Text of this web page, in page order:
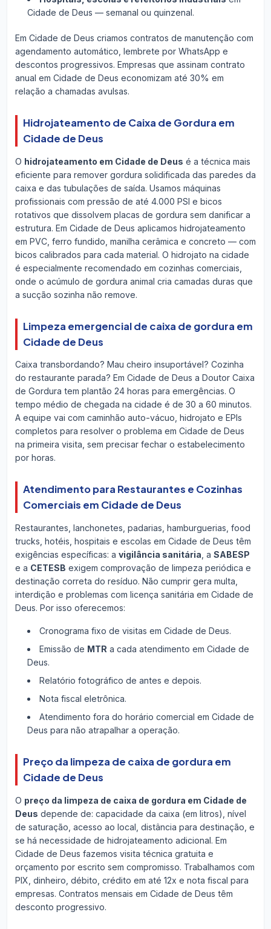
Cidade de Deus — semanal ou quinzenal.
Em Cidade de Deus criamos contratos de manutenção com
agendamento automático, lembrete por WhatsApp e
descontos progressivos. Empresas que assinam contrato
anual em Cidade de Deus economizam até 30% em
relação a chamadas avulsas.
Hidrojateamento de Caixa de Gordura em
Cidade de Deus
O hidrojateamento em Cidade de Deus é a técnica mais
eficiente para remover gordura solidificada das paredes da
caixa e das tubulações de saída. Usamos máquinas
profissionais com pressão de até 4.000 PSI e bicos
rotativos que dissolvem placas de gordura sem danificar a
estrutura. Em Cidade de Deus aplicamos hidrojateamento
em PVC, ferro fundido, manilha cerâmica e concreto — com
bicos calibrados para cada material. O hidrojato na cidade
é especialmente recomendado em cozinhas comerciais,
onde o acúmulo de gordura animal cria camadas duras que
a sucção sozinha não remove.
Limpeza emergencial de caixa de gordura em
Cidade de Deus
Caixa transbordando? Mau cheiro insuportável? Cozinha
do restaurante parada? Em Cidade de Deus a Doutor Caixa
de Gordura tem plantão 24 horas para emergências. O
tempo médio de chegada na cidade é de 30 a 60 minutos.
A equipe vai com caminhão auto-vácuo, hidrojato e EPIs
completos para resolver o problema em Cidade de Deus
na primeira visita, sem precisar fechar o estabelecimento
por horas.
Atendimento para Restaurantes e Cozinhas
Comerciais em Cidade de Deus
Restaurantes, lanchonetes, padarias, hamburguerias, food
trucks, hotéis, hospitais e escolas em Cidade de Deus têm
exigências específicas: a vigilância sanitária , a SABESP
e a CETESB exigem comprovação de limpeza periódica e
destinação correta do resíduo. Não cumprir gera multa,
interdição e problemas com licença sanitária em Cidade de
Deus. Por isso oferecemos:
Cronograma fixo de visitas em Cidade de Deus.
Emissão de MTR a cada atendimento em Cidade de
Deus.
Relatório fotográfico de antes e depois.
Nota fiscal eletrônica.
Atendimento fora do horário comercial em Cidade de
Deus para não atrapalhar a operação.
Preço da limpeza de caixa de gordura em
Cidade de Deus
O preço da limpeza de caixa de gordura em Cidade de
Deus depende de: capacidade da caixa (em litros), nível
de saturação, acesso ao local, distância para destinação, e
se há necessidade de hidrojateamento adicional. Em
Cidade de Deus fazemos visita técnica gratuita e
orçamento por escrito sem compromisso. Trabalhamos com
PIX, dinheiro, débito, crédito em até 12x e nota fiscal para
empresas. Contratos mensais em Cidade de Deus têm
desconto progressivo.